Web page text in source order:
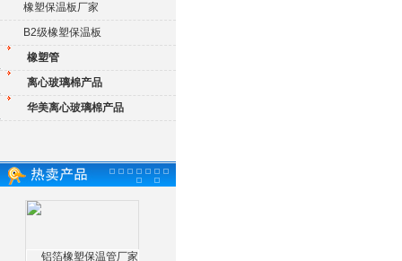
橡塑保温板厂家
B2级橡塑保温板
橡塑管
离心玻璃棉产品
华美离心玻璃棉产品